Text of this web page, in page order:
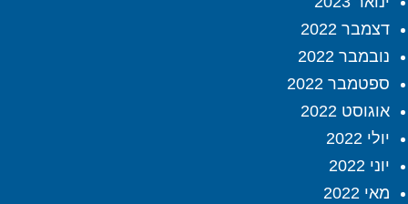
דצמבר 2022
נובמבר 2022
ספטמבר 2022
אוגוסט 2022
יולי 2022
יוני 2022
מאי 2022